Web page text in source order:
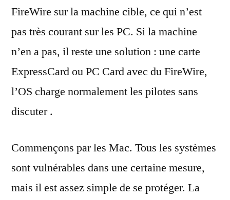
FireWire sur la machine cible, ce qui n’est
pas très courant sur les PC. Si la machine
n’en a pas, il reste une solution : une carte
ExpressCard ou PC Card avec du FireWire,
l’OS charge normalement les pilotes sans
discuter .
Commençons par les Mac. Tous les systèmes
sont vulnérables dans une certaine mesure,
mais il est assez simple de se protéger. La